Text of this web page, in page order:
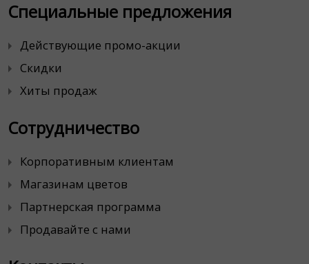
Специальные предложения
Действующие промо-акции
Скидки
Хиты продаж
Сотрудничество
Корпоративным клиентам
Магазинам цветов
Партнерская программа
Продавайте с нами